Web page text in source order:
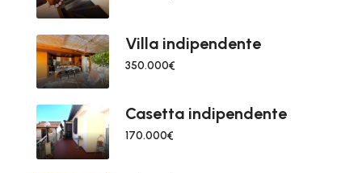
Villa indipendente
350.000€
Casetta indipendente
170.000€